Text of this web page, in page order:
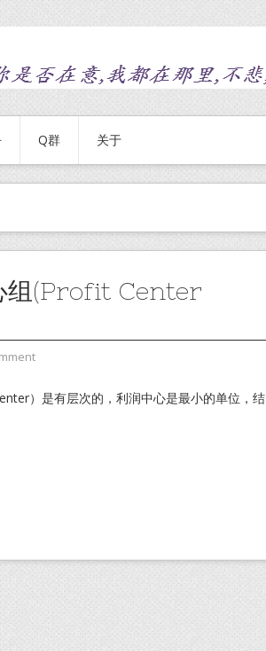
Q群 关于
组(Profit Center
）是有层次的，利润中心是最小的单位，结